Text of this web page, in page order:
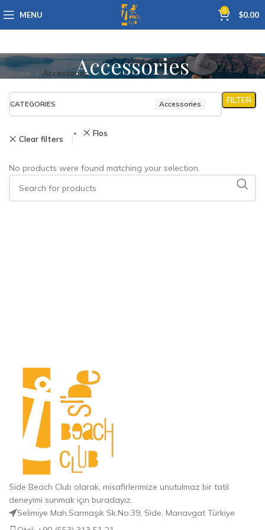
MENU 0 $0.00
Accessories
Home Accessories
CATEGORIES Accessories FILTER
Clear filters
Flos
No products were found matching your selection.
Side Beach Club olarak, misafirlerimize unutulmaz bir tatil
deneyimi sunmak için buradayız.
Selimiye Mah.Sarmaşık Sk.No:39, Side, Manavgat Türkiye